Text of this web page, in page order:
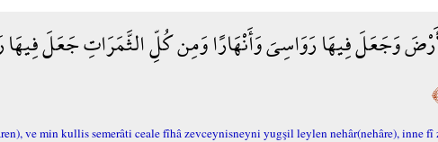
وَجَعَلَ فِيهَا رَوَاسِيَ وَأَنْهَارًا وَمِن كُلِّ الثَّمَرَاتِ جَعَلَ
ve min kullis semerâti ceale fîhâ zevceynisneyni yugşil leylen nehâr(nehâre), inne